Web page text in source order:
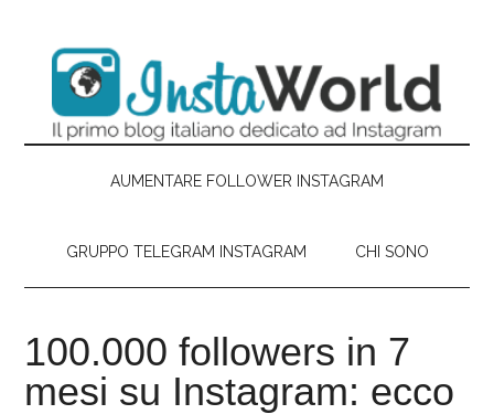
contenuto
principale
secondary
laterale
primaria
AUMENTARE FOLLOWER INSTAGRAM
GRUPPO TELEGRAM INSTAGRAM CHI SONO
100.000 followers in 7
mesi su Instagram: ecco